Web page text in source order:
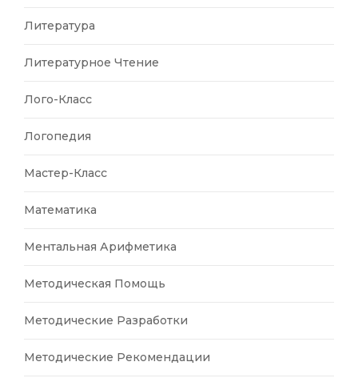
Литература
Литературное Чтение
Лого-Класс
Логопедия
Мастер-Класс
Математика
Ментальная Арифметика
Методическая Помощь
Методические Разработки
Методические Рекомендации